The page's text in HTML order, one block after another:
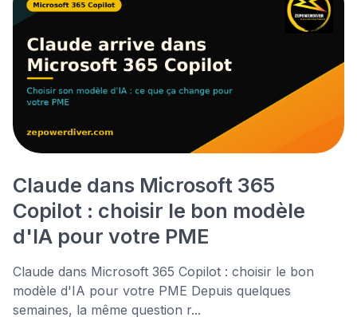
Claude dans Microsoft 365
Copilot : choisir le bon modèle
d'IA pour votre PME
Claude dans Microsoft 365 Copilot : choisir le bon
modèle d'IA pour votre PME Depuis quelques
semaines, la même question r...